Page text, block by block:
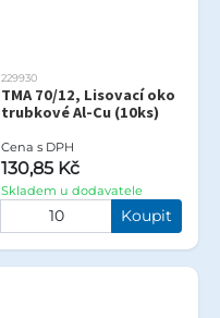
229930
TMA 70/12, Lisovací oko
trubkové Al-Cu (10ks)
Cena s DPH
130,85 Kč
Skladem u dodavatele
Koupit